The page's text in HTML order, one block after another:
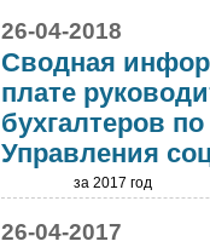
26-04-2018
Сводная
плате
бухгалтеров
Управления
за 2017 год
26-04-2017